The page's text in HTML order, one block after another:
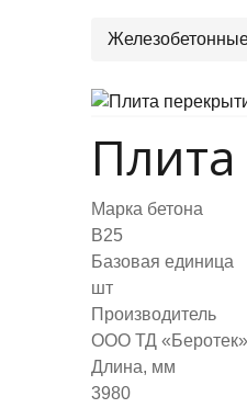
Марка бетона
B25
Базовая единица
шт
Производитель
ООО ТД «Беротек»
Длина, мм
3980